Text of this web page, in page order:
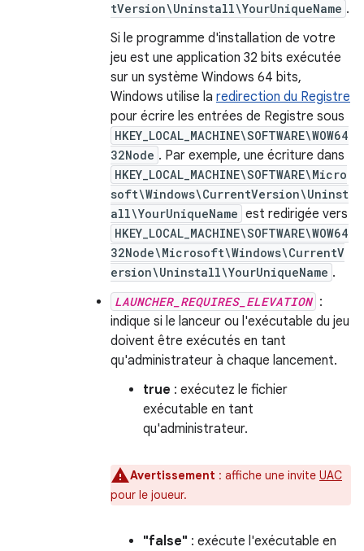
tVersion\Uninstall\YourUniqueName .
Si le programme d'installation de votre
jeu est une application 32 bits exécutée
sur un système Windows 64 bits,
Windows utilise la redirection du Registre
pour écrire les entrées de Registre sous
HKEY_LOCAL_MACHINE\SOFTWARE\WOW64
32Node . Par exemple, une écriture dans
HKEY_LOCAL_MACHINE\SOFTWARE\Micro
soft\Windows\CurrentVersion\Uninst
all\YourUniqueName est redirigée vers
HKEY_LOCAL_MACHINE\SOFTWARE\WOW64
32Node\Microsoft\Windows\CurrentV
ersion\Uninstall\YourUniqueName .
LAUNCHER_REQUIRES_ELEVATION :
indique si le lanceur ou l'exécutable du jeu
doivent être exécutés en tant
qu'administrateur à chaque lancement.
true : exécutez le fichier
exécutable en tant
qu'administrateur.
Avertissement : affiche une invite UAC
pour le joueur.
"false" : exécute l'exécutable en